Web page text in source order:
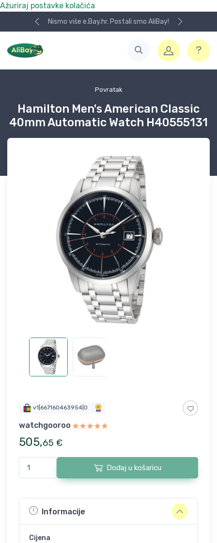
Ažuriraj postavke kolačića
Nismo više e.Bay.hr. Postali smo AliBay!
Povratak
Hamilton Men's American Classic
40mm Automatic Watch H40555131
v1|667160463954|0
watchgooroo
505,65 €
Dodaj u košaricu
Informacije
Cijena